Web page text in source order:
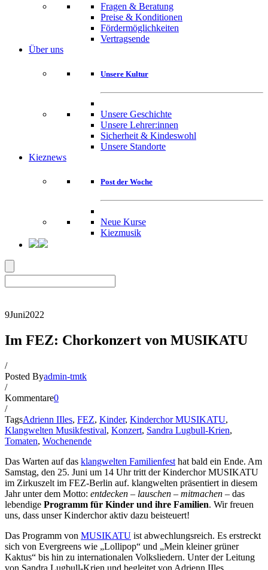
Fragen & Beratung
Preise & Konditionen
Fördermöglichkeiten
Vertragsende
Über uns
Unsere Kultur
Unsere Geschichte
Unsere Lehrer:innen
Sicherheit & Kindeswohl
Unsere Standorte
Kieznews
Post der Woche
Neue Kurse
Kiezmusik
9Juni2022
Im FEZ: Chorkonzert von MUSIKATU
/
Posted Byadmin-tmtk
/
Kommentare0
/
TagsAdrienn IIles, FEZ, Kinder, Kinderchor MUSIKATU,
Klangwelten Musikfestival, Konzert, Sandra Lugbull-Krien,
Tomaten, Wochenende
Das Warten auf das klangwelten Familienfest hat bald ein Ende. Am
Samstag, den 25. Juni um 14 Uhr tritt der Kinderchor MUSIKATU
im Zirkuszelt im FEZ-Berlin auf. klangwelten präsentiert in diesem
Jahr unter dem Motto: entdecken – lauschen – mitmachen – das
lebendige Programm für Kinder und ihre Familien. Wir freuen
uns, dass unser Kinderchor aktiv dazu beisteuert!
Das Programm von MUSIKATU ist abwechlungsreich. Es erstreckt
sich von Evergreens wie „Lollipop“ und „Mein kleiner grüner
Kaktus“ bis hin zu internationalen Volksliedern. Unter der Leitung
von Sandra Lugbull-Krien und begleitet von Adrienn IIles